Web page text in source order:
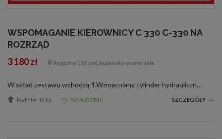
WSPOMAGANIE KIEROWNICY C 330 C-330 NA
ROZRZĄD
3 180 zł Rogóźno 130, woj. kujawsko-pomorskie
W skład zestawu wchodzą:1.Wzmacniany cylinder hydrauliczny dwustronnego działania wraz z główkami. 2.Orbitrol,posiada wszystkie potrzebne zawory przelewowy,szokowy i zwrotny. 3.Wspornik orbitrola,element kolumny kierowniczej,mocowany na cztery śr...
Podbite: 14 lip DO NOTESU SZCZEGÓŁY